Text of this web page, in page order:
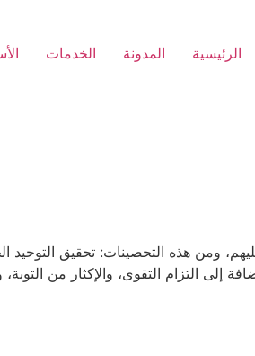
الرئيسية المدونة الخدمات
ومن هذه التحصينات: تحقيق التوحيد
التزام التقوى، والإكثار من التوبة،